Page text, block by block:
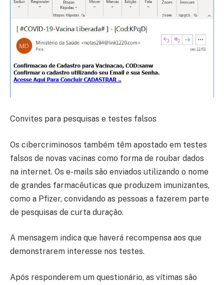
Convites para pesquisas e testes falsos
Os cibercriminosos também têm apostado em testes
falsos de novas vacinas como forma de roubar dados
na internet. Os e-mails são enviados utilizando o nome
de grandes farmacêuticas que produzem imunizantes,
como a Pfizer, convidando as pessoas a fazerem parte
de pesquisas de curta duração.
A mensagem indica que haverá recompensa aos que
demonstrarem interesse nos testes.
Após responderem um questionário, as vítimas são